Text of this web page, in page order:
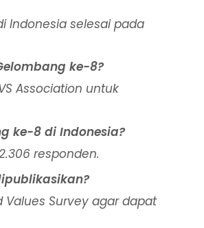
Indonesia selesai pada
ke-8?
Association untuk
ke-8 di Indonesia?
responden.
Survey agar dapat